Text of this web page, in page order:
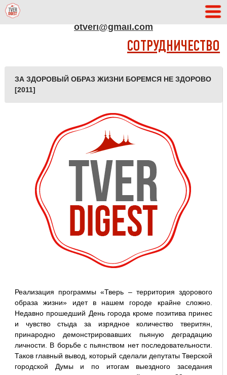
otveri@gmail.com
СОТРУДНИЧЕСТВО
ЗА ЗДОРОВЫЙ ОБРАЗ ЖИЗНИ БОРЕМСЯ НЕ ЗДОРОВО
[2011]
Реализация программы «Тверь – территория здорового
образа жизни» идет в нашем городе крайне сложно.
Недавно прошедший День города кроме позитива принес
и чувство стыда за изрядное количество тверитян,
принародно демонстрировавших пьяную деградацию
личности. В борьбе с пьянством нет последовательности.
Таков главный вывод, который сделали депутаты Тверской
городской Думы и по итогам выездного заседания